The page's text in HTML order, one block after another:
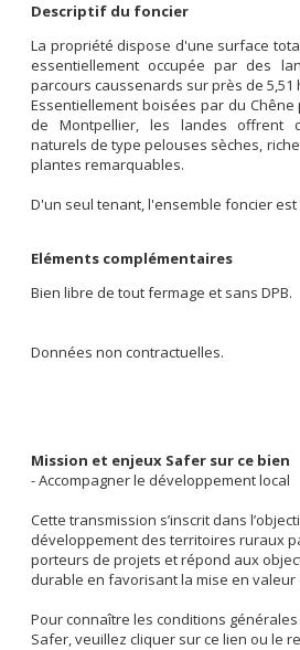
Descriptif du foncier
La propriété dispose d'une surface
essentiellement occupée par des
parcours caussenards sur près de 5,51
Essentiellement boisées par du
de Montpellier, les landes offrent
naturels de type pelouses sèches,
plantes remarquables.
D'un seul tenant, l'ensemble foncier
Eléments complémentaires
Bien libre de tout fermage et sans DPB.
Données non contractuelles.
Mission et enjeux Safer sur ce bien
- Accompagner le développement local
Cette transmission s’inscrit dans
développement des territoires ruraux
porteurs de projets et répond aux
durable en favorisant la mise en
Pour connaître les conditions
Safer, veuillez cliquer sur ce lien ou le